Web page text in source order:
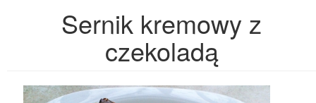
Sernik kremowy z
czekoladą